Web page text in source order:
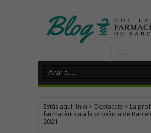
Estàs aquí: Inici > Destacats> La
farmacèutica a la província de
2021